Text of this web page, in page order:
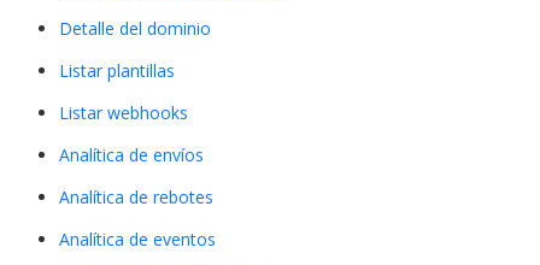
Detalle del dominio
Listar plantillas
Listar webhooks
Analítica de envíos
Analítica de rebotes
Analítica de eventos